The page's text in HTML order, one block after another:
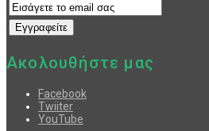
Ακολουθήστε μας
Facebook
Twiiter
YouTube